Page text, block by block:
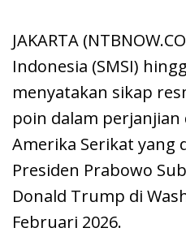
JAKARTA
Indonesia (SMSI)
menyatakan sikap
poin dalam perjanjian
Amerika Serikat yang
Presiden Prabowo
Donald Trump di
Februari 2026.